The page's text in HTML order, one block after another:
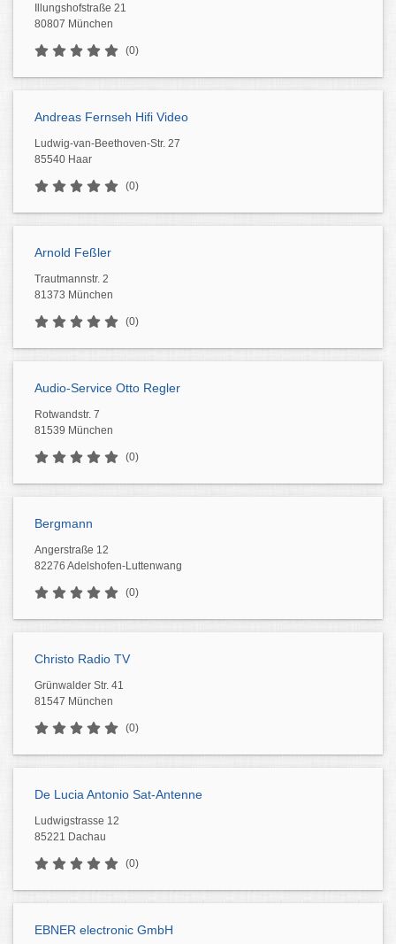
Illungshofstraße 21
80807 München
(0)
Andreas Fernseh Hifi Video
Ludwig-van-Beethoven-Str. 27
85540 Haar
(0)
Arnold Feßler
Trautmannstr. 2
81373 München
(0)
Audio-Service Otto Regler
Rotwandstr. 7
81539 München
(0)
Bergmann
Angerstraße 12
82276 Adelshofen-Luttenwang
(0)
Christo Radio TV
Grünwalder Str. 41
81547 München
(0)
De Lucia Antonio Sat-Antenne
Ludwigstrasse 12
85221 Dachau
(0)
EBNER electronic GmbH